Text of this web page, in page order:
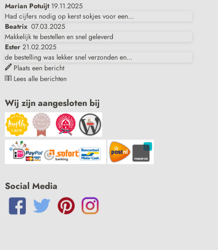
Marian Potuijt 19.11.2025
Had cijfers nodig op kerst sokjes voor een...
Beatrix 07.03.2025
Makkelijk te bestellen en snel geleverd
Ester 21.02.2025
de bestelling was lekker snel verzonden en...
Plaats een bericht
Lees alle berichten
Wij zijn aangesloten bij
Social Media